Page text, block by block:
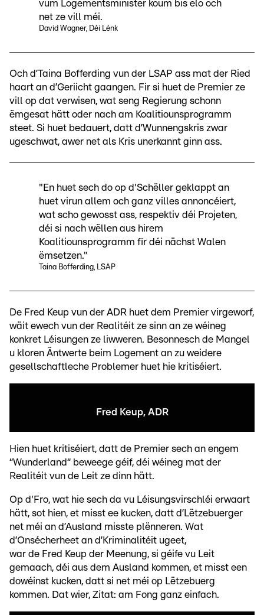
vum Logementsminister koum bis elo och
net ze vill méi.
David Wagner, Déi Lénk
Och d’Taina Bofferding vun der LSAP ass mat der Ried
haart an d’Geriicht gaangen. Fir si huet de Premier ze
vill op dat verwisen, wat seng Regierung schonn
ëmgesat hätt oder nach am Koalitiounsprogramm
steet. Si huet bedauert, datt d’Wunnengskris zwar
ugeschwat, awer net als Kris unerkannt ginn ass.
"En huet sech do op d'Schëller geklappt an
huet virun allem och ganz villes annoncéiert,
wat scho gewosst ass, respektiv déi Projeten,
déi si nach wëllen aus hirem
Koalitiounsprogramm fir déi nächst Walen
ëmsetzen."
Taina Bofferding, LSAP
De Fred Keup vun der ADR huet dem Premier virgeworf,
wäit ewech vun der Realitéit ze sinn an ze wéineg
konkret Léisungen ze liwweren. Besonnesch de Mangel
u kloren Äntwerte beim Logement an zu weidere
gesellschaftleche Problemer huet hie kritiséiert.
Fred Keup, ADR
Hien huet kritiséiert, datt de Premier sech an engem
“Wunderland“ beweege géif, déi wéineg mat der
Realitéit vun de Leit ze dinn hätt.
Op d'Fro, wat hie sech da vu Léisungsvirschléi erwaart
hätt, sot hien, et misst ee kucken, datt d’Lëtzebuerger
net méi an d’Ausland misste plënneren. Wat
d’Onsécherheet an d’Kriminalitéit ugeet,
war de Fred Keup der Meenung, si géife vu Leit
gemaach, déi aus dem Ausland kommen, et misst een
dowéinst kucken, datt si net méi op Lëtzebuerg
kommen. Dat wier, Zitat: am Fong ganz einfach.